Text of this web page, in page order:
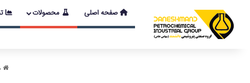
صفحه اصلی محصولات
با توجه به شرایط اخیر